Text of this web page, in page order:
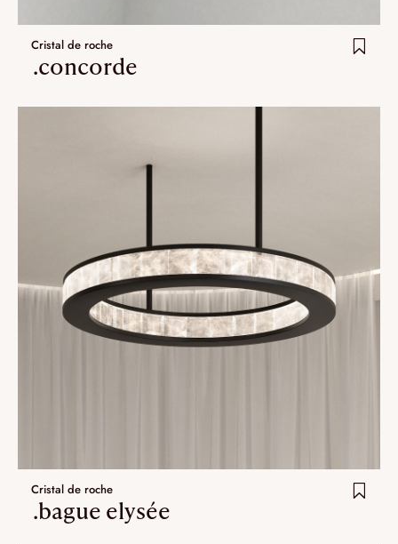
Cristal de roche
.concorde
Cristal de roche
.bague elysée